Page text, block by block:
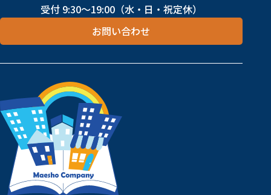
受付 9:30～19:00（水・日・祝定休）
お問い合わせ